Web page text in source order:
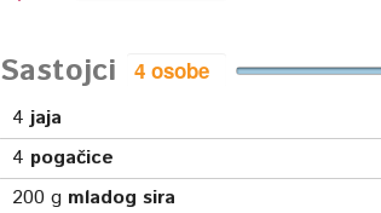
Sastojci
4 jaja
4 pogačice
200 g mladog sira